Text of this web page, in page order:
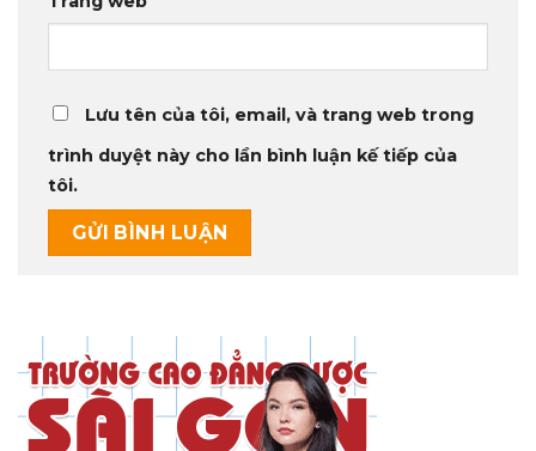
Lưu tên của tôi, email, và trang web trong
trình duyệt này cho lần bình luận kế tiếp của
tôi.